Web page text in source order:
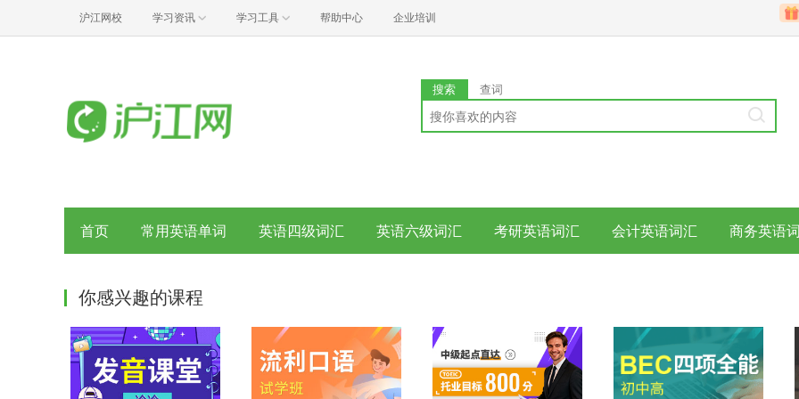
沪江网校 学习资讯 学习工具 帮助中心 企业培训
搜索 查词
首页 常用英语单词 英语四级词汇 英语六级词汇 考研英语词汇 会计英语词汇 商务英语
你感兴趣的课程